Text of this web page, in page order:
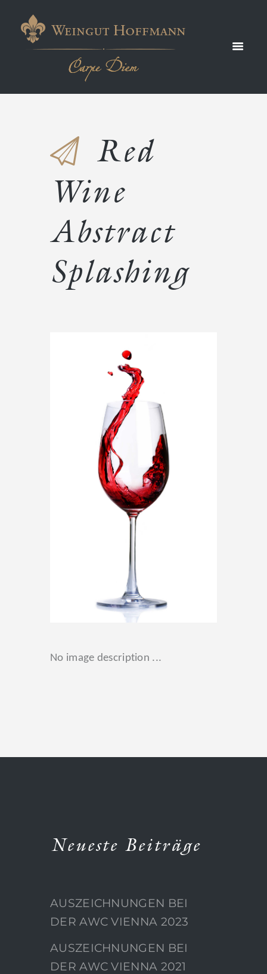
Splashi
ng
Red
Wine
Abstract
Splashing
No image description ...
Neueste Beiträge
AUSZEICHNUNGEN BEI
DER AWC VIENNA 2023
AUSZEICHNUNGEN BEI
DER AWC VIENNA 2021